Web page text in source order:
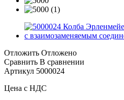
Отложить Отложено
Сравнить В сравнении
Артикул 5000024
Цена с НДС